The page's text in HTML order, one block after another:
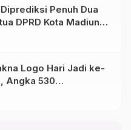
Penuh Dua
DPRD Kota Madiun
Penanganan
Logo Hari Jadi ke-
Angka 530
Jadi Sekar Kinanthi